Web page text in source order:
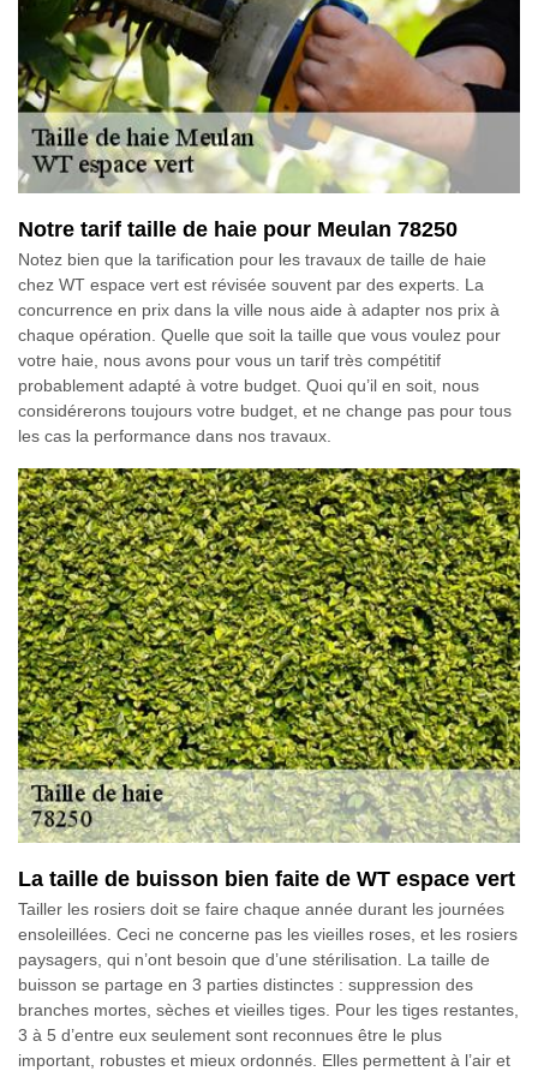
Notre tarif taille de haie pour Meulan 78250
Notez bien que la tarification pour les travaux de taille de haie
chez WT espace vert est révisée souvent par des experts. La
concurrence en prix dans la ville nous aide à adapter nos prix à
chaque opération. Quelle que soit la taille que vous voulez pour
votre haie, nous avons pour vous un tarif très compétitif
probablement adapté à votre budget. Quoi qu’il en soit, nous
considérerons toujours votre budget, et ne change pas pour tous
les cas la performance dans nos travaux.
La taille de buisson bien faite de WT espace vert
Tailler les rosiers doit se faire chaque année durant les journées
ensoleillées. Ceci ne concerne pas les vieilles roses, et les rosiers
paysagers, qui n’ont besoin que d’une stérilisation. La taille de
buisson se partage en 3 parties distinctes : suppression des
branches mortes, sèches et vieilles tiges. Pour les tiges restantes,
3 à 5 d’entre eux seulement sont reconnues être le plus
important, robustes et mieux ordonnés. Elles permettent à l’air et